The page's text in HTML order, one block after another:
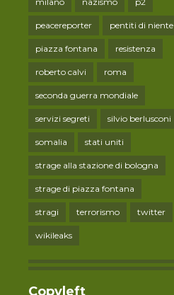
peacereporter pentiti di niente
piazza fontana resistenza
roberto calvi roma
seconda guerra mondiale
servizi segreti silvio berlusconi
somalia stati uniti
strage alla stazione di bologna
strage di piazza fontana
stragi terrorismo twitter
wikileaks
Copyleft